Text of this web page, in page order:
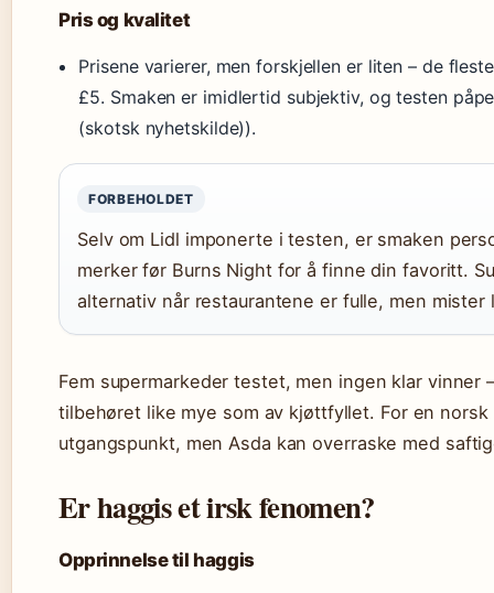
Pris og kvalitet
Prisene varierer, men forskjellen er liten – de
£5. Smaken er imidlertid subjektiv, og testen
(skotsk nyhetskilde)).
FORBEHOLDET
Selv om Lidl imponerte i testen, er smaken
merker før Burns Night for å finne din favoritt.
alternativ når restaurantene er fulle, men
Fem supermarkeder testet, men ingen klar
tilbehøret like mye som av kjøttfyllet. For en
utgangspunkt, men Asda kan overraske med
Er haggis et irsk fenomen?
Opprinnelse til haggis